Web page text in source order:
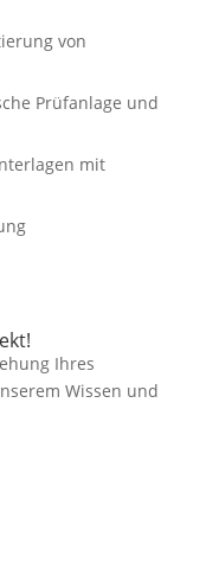
von
Prüfanlage und
mit
Ihres
Wissen und